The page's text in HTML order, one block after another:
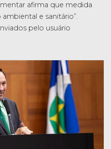
afirma que medida
e sanitário”.
pelo usuário